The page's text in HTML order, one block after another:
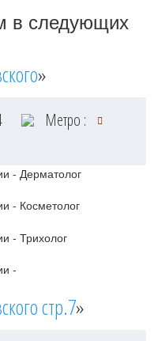
в следующих
»
Метро :
- Дерматолог
- Косметолог
- Трихолог
-
стр.7»